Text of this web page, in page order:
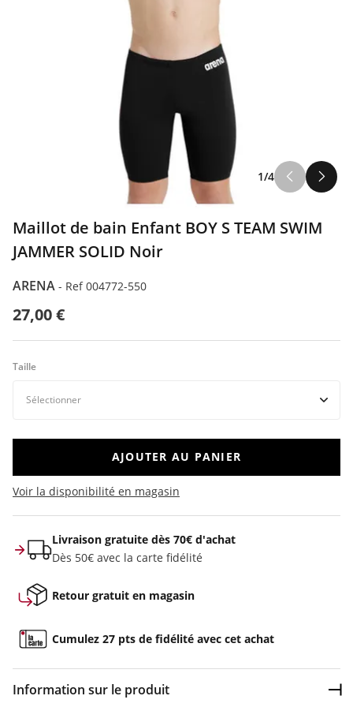
1/4
Maillot de bain Enfant BOY S TEAM SWIM
JAMMER SOLID Noir
ARENA - Ref 004772-550
27,00 €
Taille
AJOUTER AU PANIER
Voir la disponibilité en magasin
Livraison gratuite dès 70€ d'achat
Dès 50€ avec la carte fidélité
Retour gratuit en magasin
Cumulez 27 pts de fidélité avec cet achat
Information sur le produit